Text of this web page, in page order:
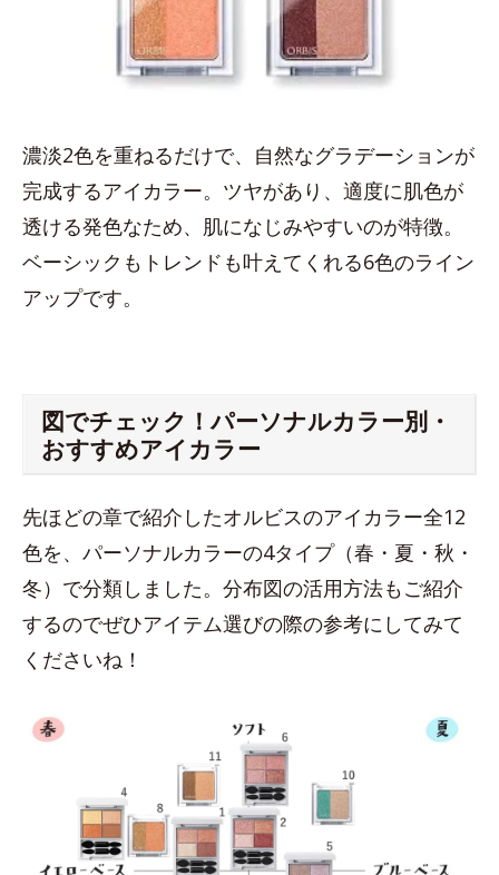
濃淡2色を重ねるだけで、自然なグラデーションが
完成するアイカラー。ツヤがあり、適度に肌色が
透ける発色なため、肌になじみやすいのが特徴。
ベーシックもトレンドも叶えてくれる6色のライン
アップです。
図でチェック！パーソナルカラー別・
おすすめアイカラー
先ほどの章で紹介したオルビスのアイカラー全12
色を、パーソナルカラーの4タイプ（春・夏・秋・
冬）で分類しました。分布図の活用方法もご紹介
するのでぜひアイテム選びの際の参考にしてみて
くださいね！